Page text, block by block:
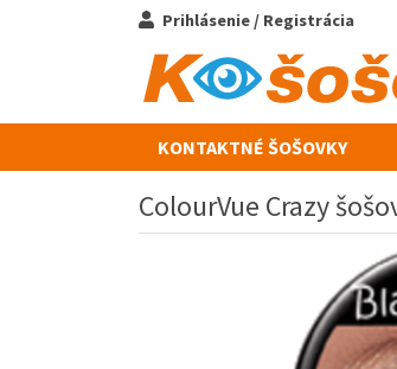
Prihlásenie / Registrácia
KONTAKTNÉ ŠOŠOVKY
ColourVue Crazy